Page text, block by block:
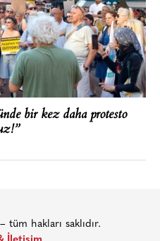
bir kez daha protesto
hakları saklıdır.